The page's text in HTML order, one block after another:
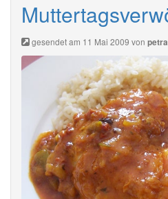
gesendet am 11 Mai 2009 von petra